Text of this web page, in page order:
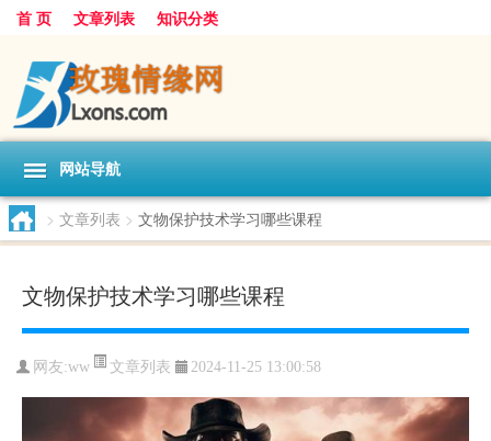
首 页 文章列表 知识分类
网站导航
> 文章列表 > 文物保护技术学习哪些课程
文物保护技术学习哪些课程
网友:ww 文章列表 2024-11-25 13:00:58